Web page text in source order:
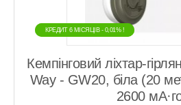
КРЕДИТ 6 МIСЯЦIВ - 0,01% !
КРЕДИТ 6 МIСЯЦIВ - 0,01% !
Кемпінговий ліхтар-
Way - GW20, біла (20
2600